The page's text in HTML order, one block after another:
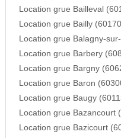
Location grue Bailleval
Location grue Bailly
Location grue Balagny-
Location grue Barbery
Location grue Bargny
Location grue Baron
Location grue Baugy
Location grue Bazancourt
Location grue Bazicourt